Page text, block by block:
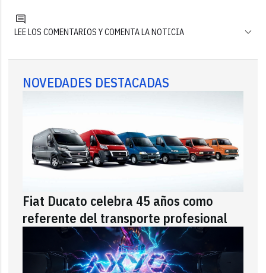
LEE LOS COMENTARIOS Y COMENTA LA NOTICIA
NOVEDADES DESTACADAS
Fiat Ducato celebra 45 años como
referente del transporte profesional